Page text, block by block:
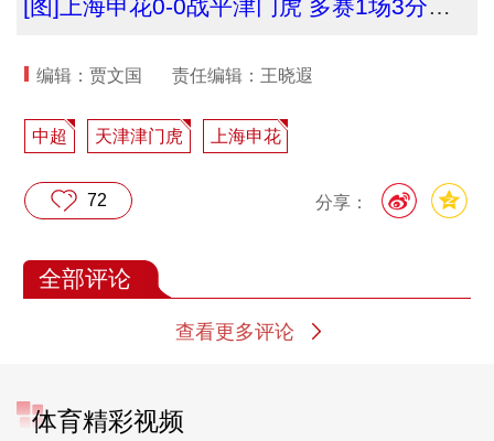
[图]上海申花0-0战平津门虎 多赛1场3分领跑积分榜
编辑：贾文国 责任编辑：王晓遐
中超 天津津门虎 上海申花
分享：
72
全部评论
查看更多评论
体育精彩视频